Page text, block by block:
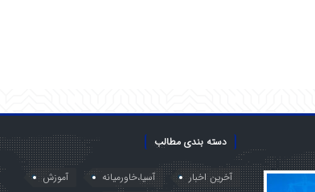
دسته بندی مطالب
آخرین اخبار آسیا،خاورمیانه
آموزش